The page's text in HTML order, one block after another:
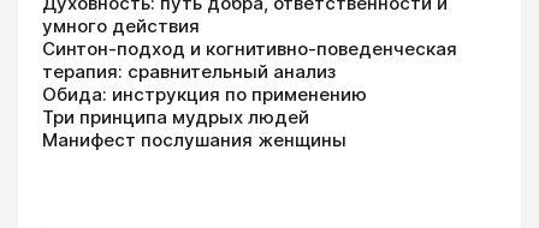
умного действия
Синтон-подход и когнитивно-поведенческая
терапия: сравнительный анализ
Обида: инструкция по применению
Три принципа мудрых людей
Манифест послушания женщины